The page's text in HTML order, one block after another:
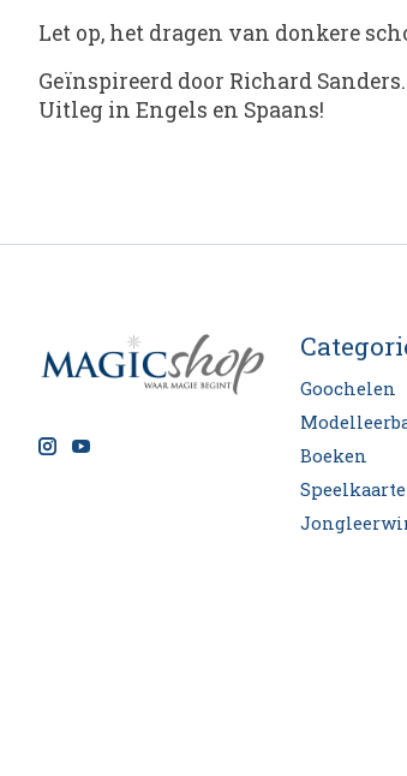
Let op, het dragen van donkere
Geïnspireerd door Richard Sanders.
Uitleg in Engels en Spaans!
Goochelen
Boeken